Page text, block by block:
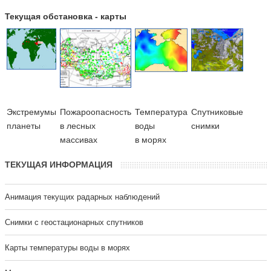
Текущая обстановка - карты
Экстремумы
планеты
Пожароопасность
в лесных
массивах
Температура
воды
в морях
Cпутниковые
снимки
ТЕКУЩАЯ ИНФОРМАЦИЯ
Анимация текущих радарных наблюдений
Cнимки с геостационарных спутников
Карты температуры воды в морях